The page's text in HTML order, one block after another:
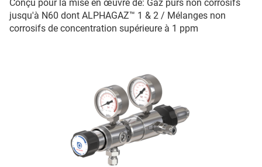
Conçu pour la mise en œuvre de: Gaz purs non corrosifs
jusqu'à N60 dont ALPHAGAZ™ 1 & 2 / Mélanges non
corrosifs de concentration supérieure à 1 ppm